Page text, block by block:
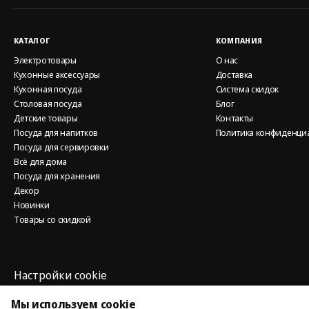
КАТАЛОГ
Электротовары
Кухонные аксессуары
Кухонная посуда
Столовая посуда
Детские товары
Посуда для напитков
Посуда для сервировки
Всё для дома
Посуда для хранения
Декор
Новинки
Товары со скидкой
КОМПАНИЯ
О нас
Доставка
Система скидок
Блог
Контакты
Политика
Настройки cookie
Мы используем cookie